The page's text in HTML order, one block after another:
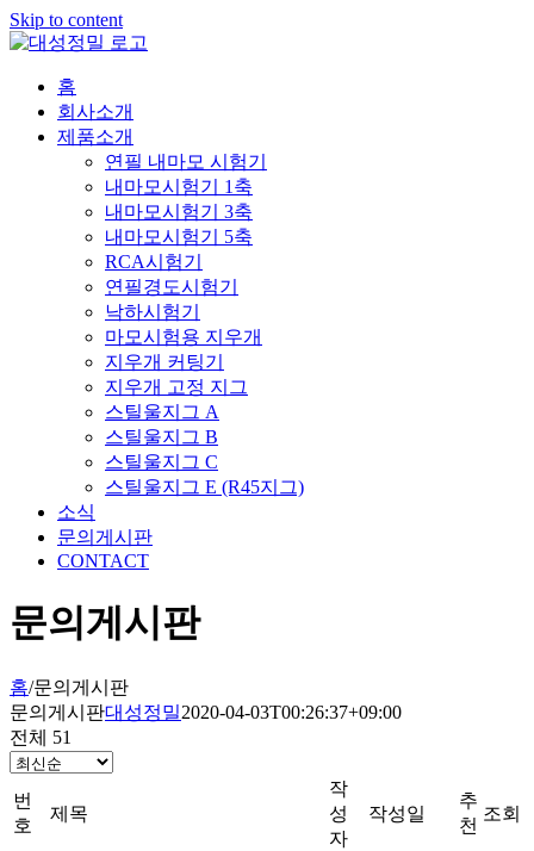
Skip to content
홈
회사소개
제품소개
연필 내마모 시험기
내마모시험기 1축
내마모시험기 3축
내마모시험기 5축
RCA시험기
연필경도시험기
낙하시험기
마모시험용 지우개
지우개 커팅기
지우개 고정 지그
스틸울지그 A
스틸울지그 B
스틸울지그 C
스틸울지그 E (R45지그)
소식
문의게시판
CONTACT
문의게시판
홈/문의게시판
문의게시판대성정밀2020-04-03T00:26:37+09:00
전체 51
번
호
제목
작
성
자
작성일
추
천
조회